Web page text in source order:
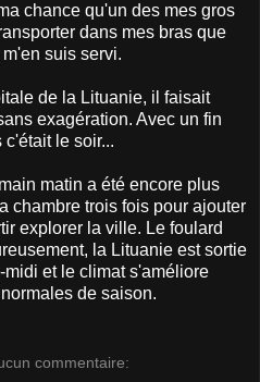
chance qu'un des mes gros
dans mes bras que
suis servi.
de la Lituanie, il faisait
exagération. Avec un fin
le soir...
matin a été encore plus
chambre trois fois pour ajouter
explorer la ville. Le foulard
la Lituanie est sortie
et le climat s'améliore
de saison.
commentaire: